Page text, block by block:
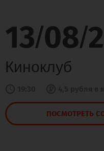
13/08/
Киноклуб
ПОСМОТРЕТЬ